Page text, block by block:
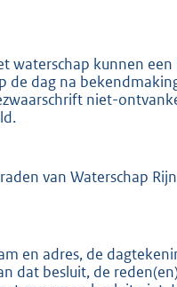
waterschap kunnen
dag na
niet-
van Waterschap
en adres, de
dat besluit, de